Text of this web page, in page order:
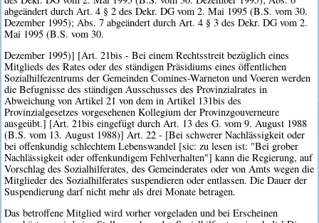
abgeändert durch Art. 4 § 2 des Dekr. DG vom 2. Mai 1995 (B.S. vom 30.
Dezember 1995); Abs. 7 abgeändert durch Art. 4 § 3 des Dekr. DG vom 2.
Mai 1995 (B.S. vom 30.
Dezember 1995)] [Art. 21bis - Bei einem Rechtsstreit bezüglich eines
Mitglieds des Rates oder des ständigen Präsidiums eines öffentlichen
Sozialhilfezentrums der Gemeinden Comines-Warneton und Voeren werden
die Befugnisse des ständigen Ausschusses des Provinzialrates in
Abweichung von Artikel 21 von dem in Artikel 131bis des
Provinzialgesetzes vorgesehenen Kollegium der Provinzgouverneure
ausgeübt.] [Art. 21bis eingefügt durch Art. 13 des G. vom 9. August 1988
(B.S. vom 13. August 1988)] Art. 22 - [Bei schwerer Nachlässigkeit oder
bei offenkundig schlechtem Lebenswandel [sic: zu lesen ist: "Bei grober
Nachlässigkeit oder offenkundigem Fehlverhalten"] kann die Regierung, auf
Vorschlag des Sozialhilferates, des Gemeinderates oder von Amts wegen die
Mitglieder des Sozialhilferates suspendieren oder entlassen. Die Dauer der
Suspendierung darf nicht mehr als drei Monate betragen.
Das betroffene Mitglied wird vorher vorgeladen und bei Erscheinen